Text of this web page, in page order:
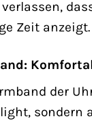
Zeit anzeigt.
der
sondern